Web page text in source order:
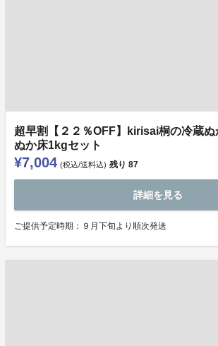
超早割【２２％OFF】kirisai桐の冷蔵
ぬか床1kgセット
¥7,004 (税込/送料込) 残り 87
詳細を見る
ご提供予定時期：９月下旬より順次発送